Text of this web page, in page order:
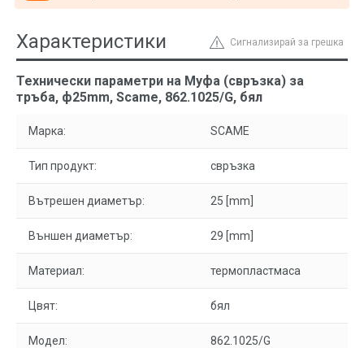
Сигнализирай за грешка
Характеристики
Технически параметри на Муфа (свръзка) за
тръба, ф25mm, Scame, 862.1025/G, бял
Марка: SCAME
Тип продукт: свръзка
Вътрешен диаметър: 25 [mm]
Външен диаметър: 29 [mm]
Материал: термопластмаса
Цвят: бял
Модел: 862.1025/G